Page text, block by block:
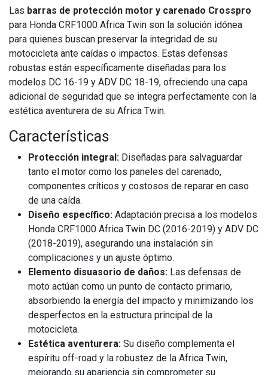
Las barras de protección motor y carenado Crosspro
para Honda CRF1000 Africa Twin son la solución idónea
para quienes buscan preservar la integridad de su
motocicleta ante caídas o impactos. Estas defensas
robustas están específicamente diseñadas para los
modelos DC 16-19 y ADV DC 18-19, ofreciendo una capa
adicional de seguridad que se integra perfectamente con la
estética aventurera de su Africa Twin.
Características
Protección integral: Diseñadas para salvaguardar
tanto el motor como los paneles del carenado,
componentes críticos y costosos de reparar en caso
de una caída.
Diseño específico: Adaptación precisa a los modelos
Honda CRF1000 Africa Twin DC (2016-2019) y ADV DC
(2018-2019), asegurando una instalación sin
complicaciones y un ajuste óptimo.
Elemento disuasorio de daños: Las defensas de
moto actúan como un punto de contacto primario,
absorbiendo la energía del impacto y minimizando los
desperfectos en la estructura principal de la
motocicleta.
Estética aventurera: Su diseño complementa el
espíritu off-road y la robustez de la Africa Twin,
mejorando su apariencia sin comprometer su